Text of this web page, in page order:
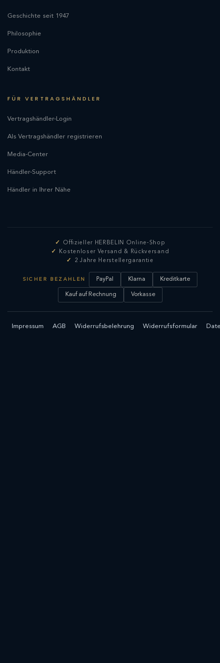
Geschichte seit 1947
Philosophie
Produktion
Kontakt
FÜR VERTRAGSHÄNDLER
Vertragshändler-Login
Als Vertragshändler registrieren
Media-Center
Händler-Support
Händler in Ihrer Nähe
Offizieller HERBELIN Online-Shop
Kostenloser Versand & Rückversand
2 Jahre Herstellergarantie
SICHER BEZAHLEN PayPal Klarna Kreditkarte
Kauf auf Rechnung Vorkasse
Impressum AGB Widerrufsbelehrung Widerrufsformular